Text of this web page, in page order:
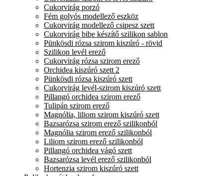
Cukorvirág porzó
Fém golyós modellező eszköz
Cukorvirág modellező csipesz szett
Cukorvirág bibe készítő szilikon sablon
Pünkösdi rózsa szirom kiszúró - rövid
Szilikon levél erező
Cukorvirág rózsa szirom erező
Orchidea kiszúró szett 2
Pünkösdi rózsa kiszúró szett
Cukorvirág levél-szirom kiszúró szett
Pillangó orchidea szirom erező
Tulipán szirom erező
Magnólia, liliom szirom kiszúró szett
Bazsarózsa szirom erező szilikonból
Magnólia szirom erező szilikonból
Liliom szirom erező szilikonból
Pillangó orchidea vágó szett
Bazsarózsa levél erező szilikonból
Hortenzia szirom kiszúró szett